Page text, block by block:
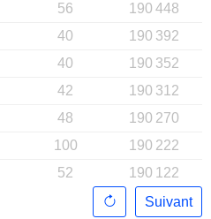
56
190 448
40
190 392
40
190 352
42
190 312
48
190 270
100
190 222
52
190 122
Suivant